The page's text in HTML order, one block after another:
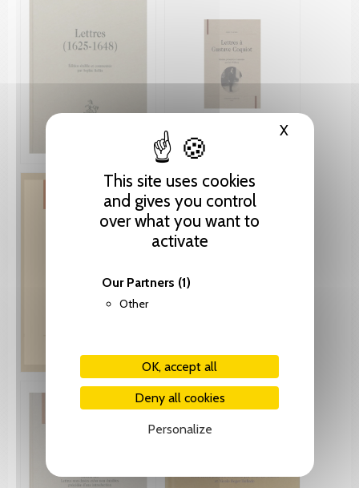
This site uses cookies
and gives you control
over what you want to
activate
Our Partners (1)
Other
OK, accept all
Deny all cookies
Personalize
XHide